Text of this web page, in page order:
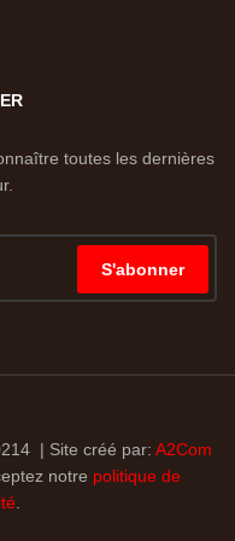
toutes les dernières
S'abonner
| Site créé par: A2Com
notre politique de
.